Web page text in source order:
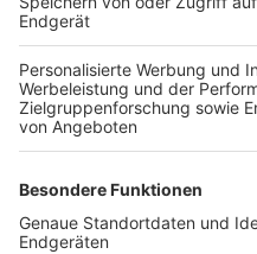
TOP-VEREINE
TOP-PARTNER